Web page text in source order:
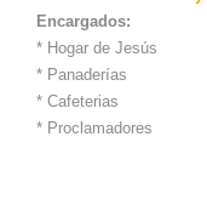
Encargados:
* Hogar de Jesús
* Panaderías
* Cafeterias
* Proclamadores